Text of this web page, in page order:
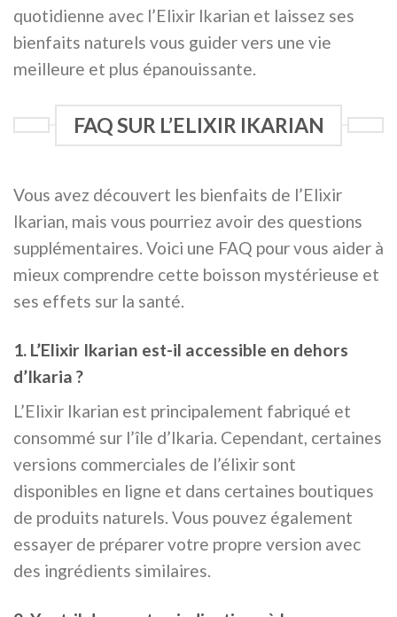
quotidienne avec l’Elixir Ikarian et laissez ses
bienfaits naturels vous guider vers une vie
meilleure et plus épanouissante.
FAQ SUR L’ELIXIR IKARIAN
Vous avez découvert les bienfaits de l’Elixir
Ikarian, mais vous pourriez avoir des questions
supplémentaires. Voici une FAQ pour vous aider à
mieux comprendre cette boisson mystérieuse et
ses effets sur la santé.
1. L’Elixir Ikarian est-il accessible en dehors
d’Ikaria ?
L’Elixir Ikarian est principalement fabriqué et
consommé sur l’île d’Ikaria. Cependant, certaines
versions commerciales de l’élixir sont
disponibles en ligne et dans certaines boutiques
de produits naturels. Vous pouvez également
essayer de préparer votre propre version avec
des ingrédients similaires.